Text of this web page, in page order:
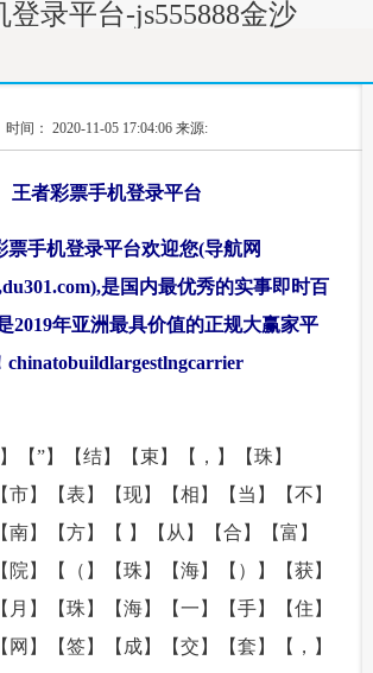
录平台-js555888金沙
时间： 2020-11-05 17:04:06 来源:
王者彩票手机登录平台
票手机登录平台欢迎您(导航网
是国内最优秀的实事即时百
2019年亚洲最具价值的正规大赢家平
chinatobuildlargestlngcarrier
【”】【结】【束】【，】【珠】
市】【表】【现】【相】【当】【不】
南】【方】【 】【从】【合】【富】
院】【（】【珠】【海】【）】【获】
月】【珠】【海】【一】【手】【住】
网】【签】【成】【交】【套】【，】